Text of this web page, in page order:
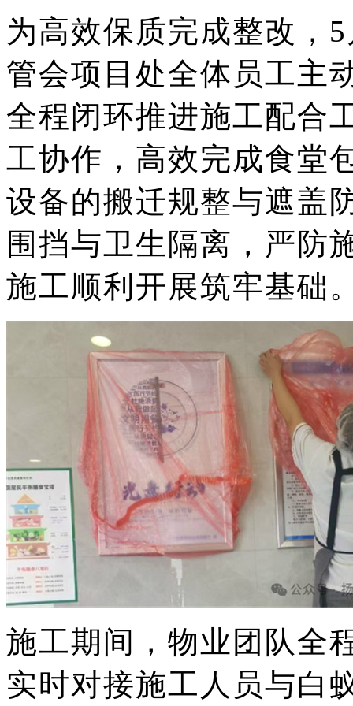
为高效保质完成整改，
管会项目处全体员工主
全程闭环推进施工配合
工协作，高效完成食堂
设备的搬迁规整与遮盖
围挡与卫生隔离，严防
施工顺利开展筑牢基础
施工期间，物业团队全
实时对接施工人员与白